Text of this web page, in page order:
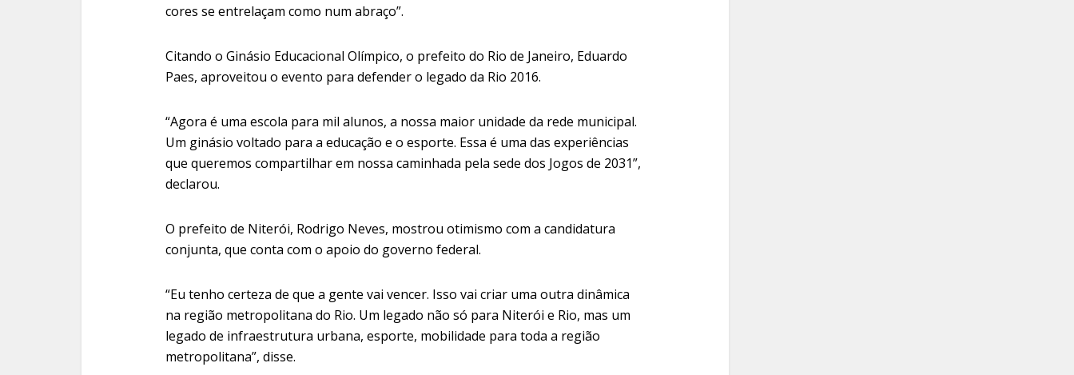
cores se entrelaçam como num abraço”.
Citando o Ginásio Educacional Olímpico, o prefeito do Rio de Janeiro, Eduardo
Paes, aproveitou o evento para defender o legado da Rio 2016.
“Agora é uma escola para mil alunos, a nossa maior unidade da rede municipal.
Um ginásio voltado para a educação e o esporte. Essa é uma das experiências
que queremos compartilhar em nossa caminhada pela sede dos Jogos de 2031”,
declarou.
O prefeito de Niterói, Rodrigo Neves, mostrou otimismo com a candidatura
conjunta, que conta com o apoio do governo federal.
“Eu tenho certeza de que a gente vai vencer. Isso vai criar uma outra dinâmica
na região metropolitana do Rio. Um legado não só para Niterói e Rio, mas um
legado de infraestrutura urbana, esporte, mobilidade para toda a região
metropolitana”, disse.